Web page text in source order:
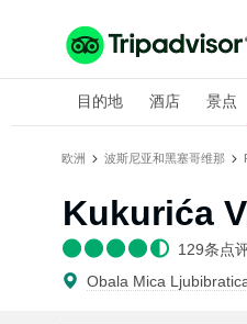
目的地 酒店 景点
欧洲 波斯尼亚和黑塞哥维那
Kukurića
129条点
Obala Mica